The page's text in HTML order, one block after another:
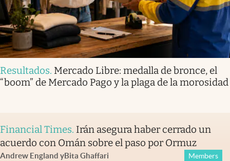
Resultados. Mercado Libre: medalla de bronce, el
“boom” de Mercado Pago y la plaga de la morosidad
Financial Times. Irán asegura haber cerrado un
acuerdo con Omán sobre el paso por Ormuz
Andrew England yBita Ghaffari Members